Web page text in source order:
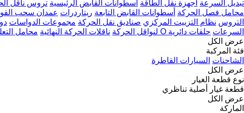
تبديل السرعة أجهزة نقل الطاقة أسطوانات القابض الرئيسية تروس ناقل
محامل فصل الحركة أسطوانات القابض التابعة ريتاردرات عمدان سحب
التروس نظام التزييت المركزي صناديق نقل الحركة مجموعات الدواسات
السرعات حلقات دائرية O لنواقل الحركة ناقلات الحركة النهائية محامل
عرض الكل
فئة المركبة
الشاحنات السيارات القاطرة
عرض الكل
نوع قطعة الغيار
قطعة غيار أصلية تناظري
عرض الكل
الماركة